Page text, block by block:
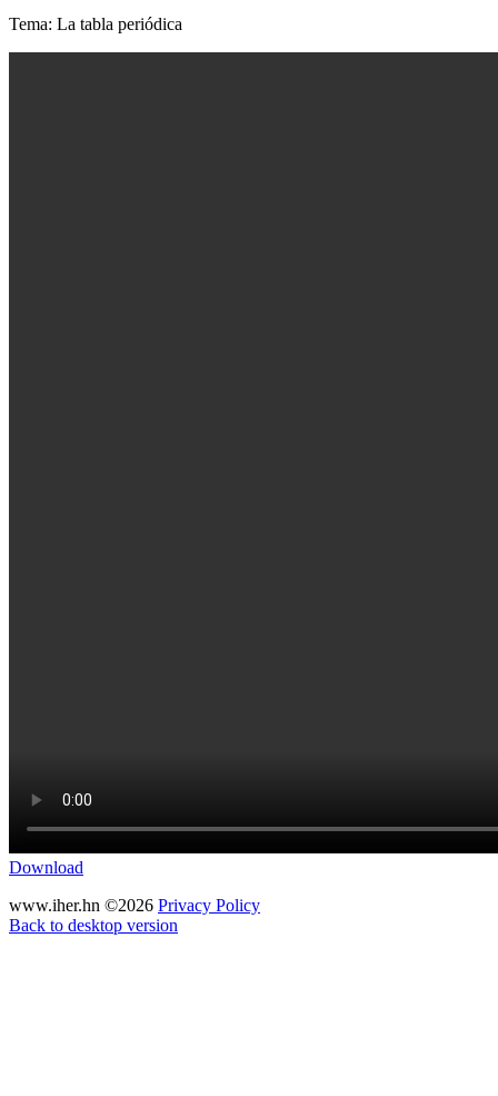
Tema: La tabla periódica
Download
www.iher.hn ©2026 Privacy Policy
Back to desktop version